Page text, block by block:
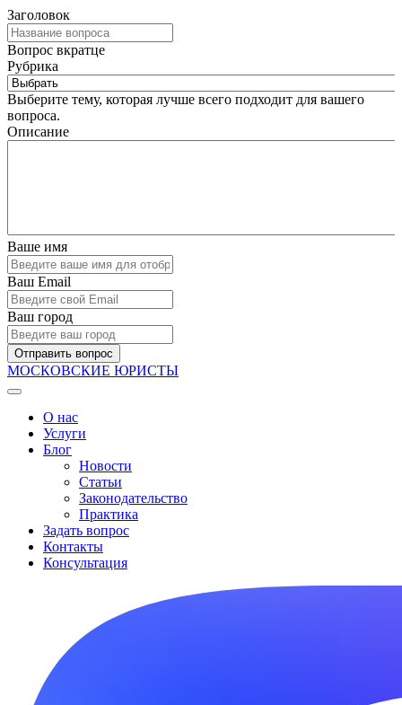
Заголовок
Вопрос вкратце
Рубрика
Выберите тему, которая лучше всего подходит для вашего
вопроса.
Описание
Ваше имя
Ваш Email
Ваш город
Отправить вопрос
МОСКОВСКИЕ ЮРИСТЫ
О нас
Услуги
Блог
Новости
Статьи
Законодательство
Практика
Задать вопрос
Контакты
Консультация